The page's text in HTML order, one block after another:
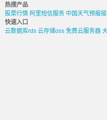
热搜产品
股票行情 阿里短信服务 中国天气预报接
快速入口
云数据库rds 云存储oss 免费云服务器